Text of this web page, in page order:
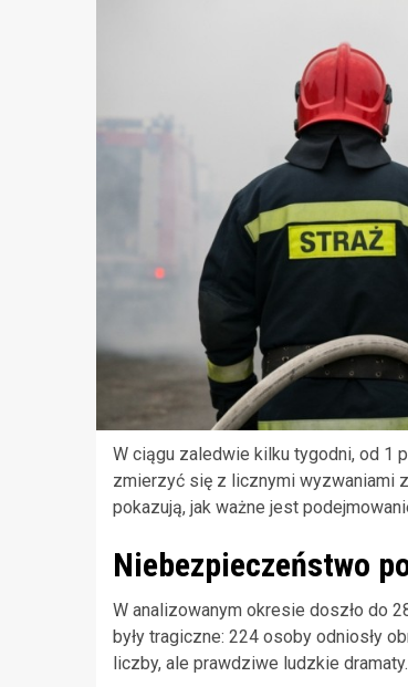
W ciągu zaledwie kilku tygodni, od 1
zmierzyć się z licznymi wyzwaniami
pokazują, jak ważne jest
Niebezpieczeństwo
W analizowanym okresie doszło do
były tragiczne: 224 osoby odniosły
liczby, ale prawdziwe ludzkie dramaty.